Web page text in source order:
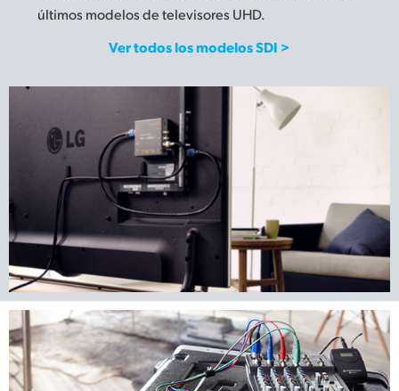
Turkey
Ukraine
United Kingdom
United States
últimos modelos de televisores UHD.
Ver todos los modelos SDI >